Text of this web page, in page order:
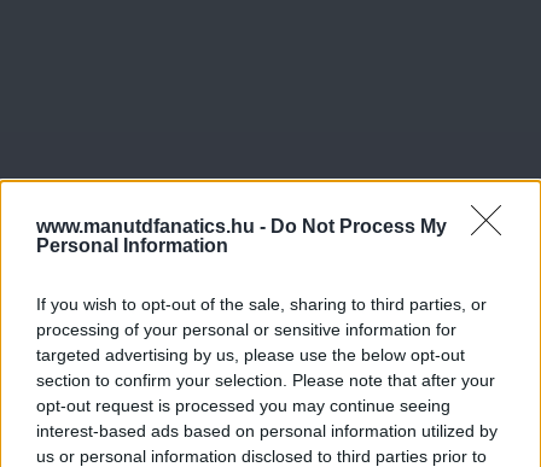
www.manutdfanatics.hu - Do Not Process My
Personal Information
If you wish to opt-out of the sale, sharing to third parties, or
processing of your personal or sensitive information for
targeted advertising by us, please use the below opt-out
section to confirm your selection. Please note that after your
opt-out request is processed you may continue seeing
interest-based ads based on personal information utilized by
us or personal information disclosed to third parties prior to